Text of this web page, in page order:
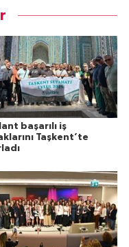
başarılı iş
Taşkent’te